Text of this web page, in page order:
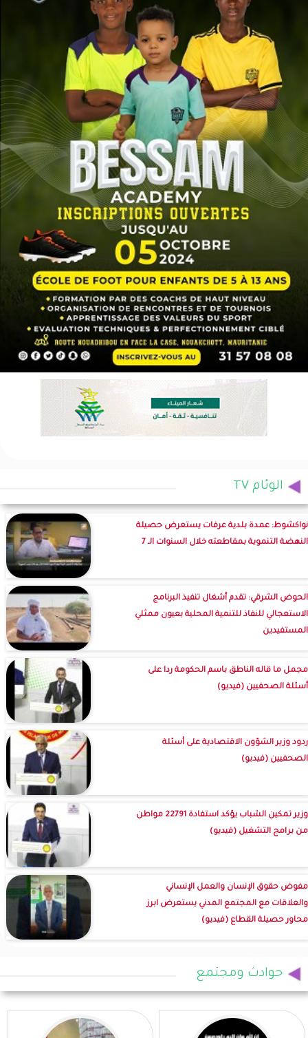
الوئام TV
نواكشوط: عمدة بلدية عرفات يستعرض حصيلة
النهضة التنموية بمقاطعته خلال السنوات الـ 7
الحوض الشرقي: تقدم أشغال تنفيذ البرنامج
الاستعجالي للنفاذ للتنمية المحلية بعيون ممثلي
المستفيدين
مجمل ما قاله الناطق باسم الحكومة ردا على
أسئلة الصحفيين (فيديو)
ردود وزير الشؤون الاقتصادية على أسئلة
الصحفيين (فيديو)
وزير تمكين الشباب يؤكد استفادة 22791 مواطن
من برامج التشغيل (فيديو)
مفوض حقوق الإنسان والعمل الإنساني
والعلاقات مع المجتمع المدني يستعرض ابرز
محاور حصيلة القطاع (فيديو)
حوادث ومجتمع